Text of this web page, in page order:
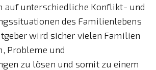
auf unterschiedliche Konflikt- und
des Familienlebens
wird sicher vielen Familien
Probleme und
zu lösen und somit zu einem